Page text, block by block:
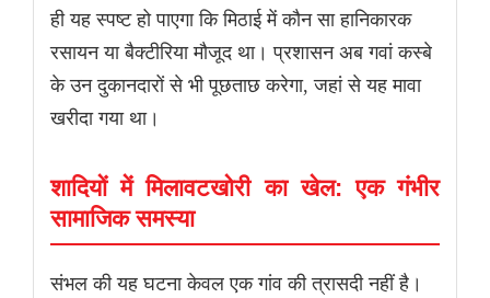
ही यह स्पष्ट हो पाएगा कि मिठाई में कौन सा हानिकारक
रसायन या बैक्टीरिया मौजूद था। प्रशासन अब गवां कस्बे
के उन दुकानदारों से भी पूछताछ करेगा, जहां से यह मावा
खरीदा गया था।
शादियों में मिलावटखोरी का खेल: एक गंभीर
सामाजिक समस्या
संभल की यह घटना केवल एक गांव की त्रासदी नहीं है।